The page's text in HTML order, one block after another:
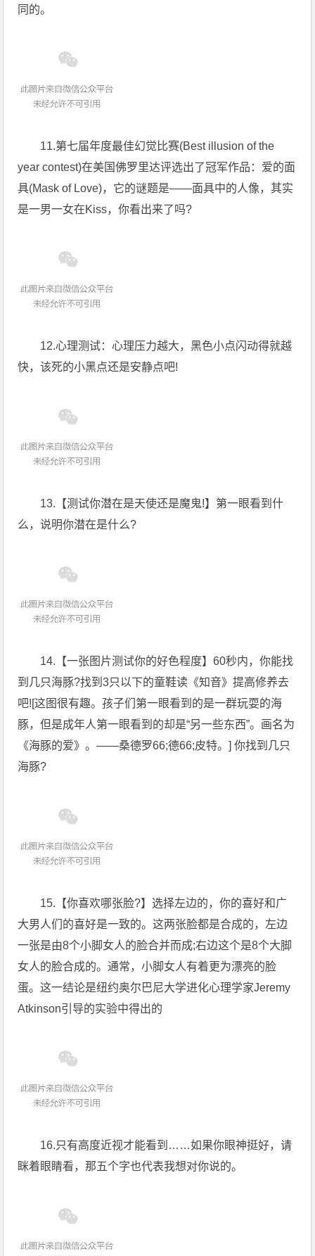
同的。
11.第七届年度最佳幻觉比赛(Best illusion of the
year contest)在美国佛罗里达评选出了冠军作品：爱的面
具(Mask of Love)，它的谜题是——面具中的人像，其实
是一男一女在Kiss，你看出来了吗?
12.心理测试：心理压力越大，黑色小点闪动得就越
快，该死的小黑点还是安静点吧!
13.【测试你潜在是天使还是魔鬼!】第一眼看到什
么，说明你潜在是什么?
14.【一张图片测试你的好色程度】60秒内，你能找
到几只海豚?找到3只以下的童鞋读《知音》提高修养去
吧![这图很有趣。孩子们第一眼看到的是一群玩耍的海
豚，但是成年人第一眼看到的却是“另一些东西”。画名为
《海豚的爱》。——桑德罗66;德66;皮特。] 你找到几只
海豚?
15.【你喜欢哪张脸?】选择左边的，你的喜好和广
大男人们的喜好是一致的。这两张脸都是合成的，左边
一张是由8个小脚女人的脸合并而成;右边这个是8个大脚
女人的脸合成的。通常，小脚女人有着更为漂亮的脸
蛋。这一结论是纽约奥尔巴尼大学进化心理学家Jeremy
Atkinson引导的实验中得出的
16.只有高度近视才能看到……如果你眼神挺好，请
眯着眼睛看，那五个字也代表我想对你说的。